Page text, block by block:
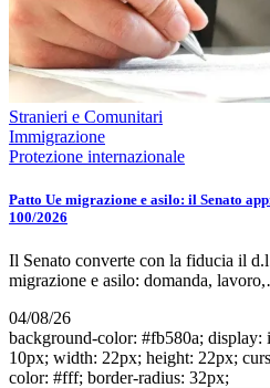
Stranieri e Comunitari
Immigrazione
Protezione internazionale
Patto Ue migrazione e asilo: il Senato
100/2026
Il Senato converte con la fiducia il
migrazione e asilo: domanda,
04/08/26
background-color: #fb580a;
10px; width: 22px; height: 22px;
color: #fff; border-radius: 32px;